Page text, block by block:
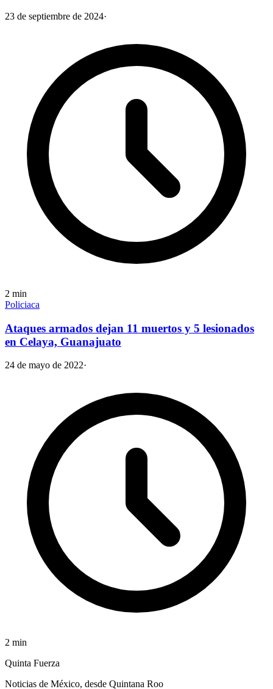
23 de septiembre de 2024·
2 min
Policiaca
Ataques armados dejan 11 muertos y 5 lesionados
en Celaya, Guanajuato
24 de mayo de 2022·
2 min
Quinta Fuerza
Noticias de México, desde Quintana Roo